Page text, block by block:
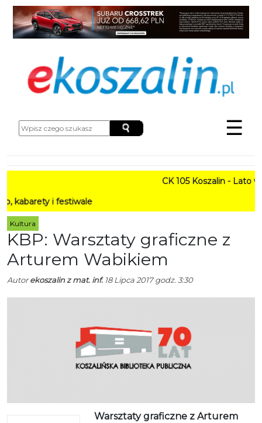
☰
CK 105 Koszalin - Lato w
i festiwale
Kultura
KBP: Warsztaty graficzne z
Arturem Wabikiem
Autorekoszalin z mat. inf.18 Lipca 2017 godz. 3:30
Warsztaty graficzne z Arturem